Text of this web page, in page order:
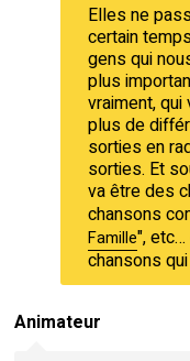
Elles ne
certain
gens qui
plus
vraiment, qui
plus de
sorties en
sorties. Et
va être des
chansons
Famille",
chansons
Animateur